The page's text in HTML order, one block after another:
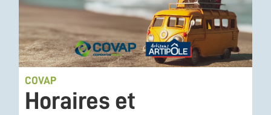
COVAP
Horaires et